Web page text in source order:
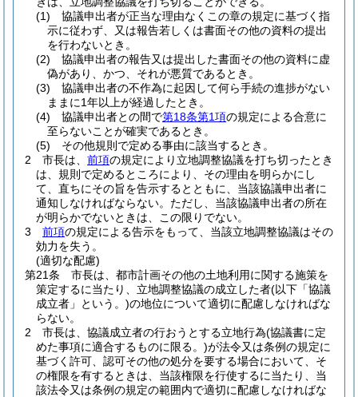
(1)
協議申出者が正当な理由なくこの章の規定に基づく指
示に従わず、又は報告若しくは書面その他の資料の提出
を行わないとき。
(2)
協議申出者の報告又は提出した書面その他の資料に虚
偽があり、かつ、それが悪質であるとき。
(3)
協議申出者の不作為に起因して何ら手続の進捗がない
ままに1年以上が経過したとき。
(4)
協議申出者との間で第18条第1項の規定による合意に
至らないことが確実であるとき。
(5)
その他規則で定める事由に該当するとき。
2
市長は、 前項の規定により立地調整協議を打ち切ったとき
は、規則で定めるところにより、その理由を明らかにし
て、直ちにその旨を告示するとともに、当該協議申出者に
通知しなければならない。 ただし、当該協議申出者の所在
が明らかでないときは、この限りでない。
3
前項の規定による告示をもって、当該立地調整協議はその
効力を失う。
(適切な配慮)
第21条
市長は、都市計画その他の土地利用に関する施策を
策定するに当たり、立地調整協議の成立した者(以下「協議
成立者」という。)の地位について適切に配慮しなければな
らない。
2
市長は、協議成立者の行おうとする立地行為(協議書に定
めた事項に適合するものに限る。)が法令又は条例の規定に
基づく許可、認可その他の処分を要する場合において、そ
の権限を有するときは、当該権限を行使するに当たり、当
該法令又は条例の規定の範囲内で適切に配慮しなければな